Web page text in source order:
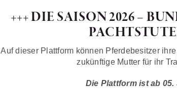
+++ DIE SAISON 2026 –
Auf dieser Plattform können Pferdebesitzer
zukünftige Mutter für ihr
Die Plattform ist ab